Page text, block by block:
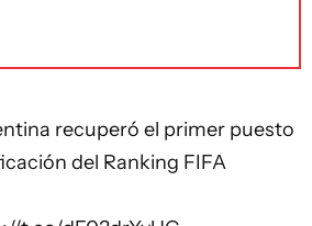
recuperó el primer puesto
del Ranking FIFA